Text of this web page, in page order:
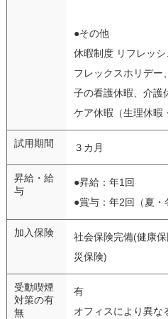
●その他
休暇制度 リフレッシ
フレックスホリデー
子の看護休暇、介護
ケア休暇（生理休暇
試用期間 ３カ月
昇給・給
与
●昇給：年1回
●賞与：年2回（夏・
加入保険
社会保険完備(健康
災保険)
受動喫煙
対策の有
無
有
オフィスにより異な